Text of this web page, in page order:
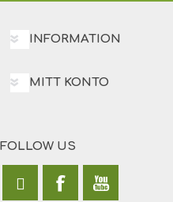
INFORMATION
MITT KONTO
FOLLOW US